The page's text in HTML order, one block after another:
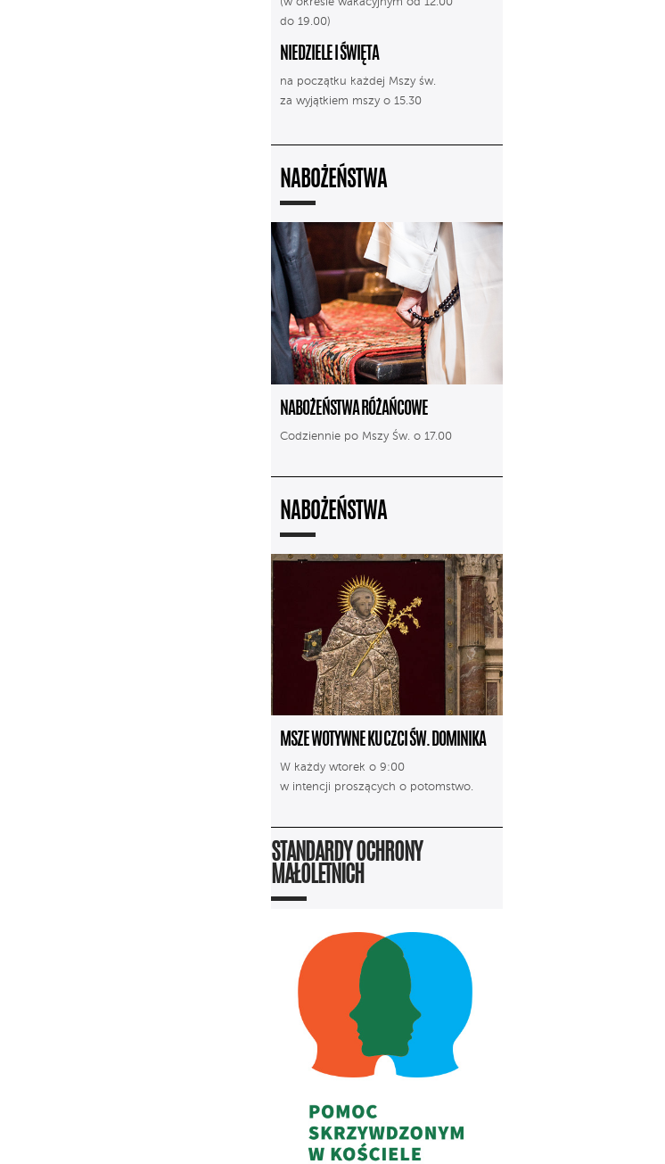
do 19.00)
NIEDZIELE I ŚWIĘTA
na początku każdej Mszy św.
za wyjątkiem mszy o 15.30
NABOŻEŃSTWA
NABOŻEŃSTWA RÓŻAŃCOWE
Codziennie po Mszy Św. o 17.00
NABOŻEŃSTWA
MSZE WOTYWNE KU CZCI ŚW. DOMINIKA
W każdy wtorek o 9:00
w intencji proszących o potomstwo.
STANDARDY OCHRONY
MAŁOLETNICH